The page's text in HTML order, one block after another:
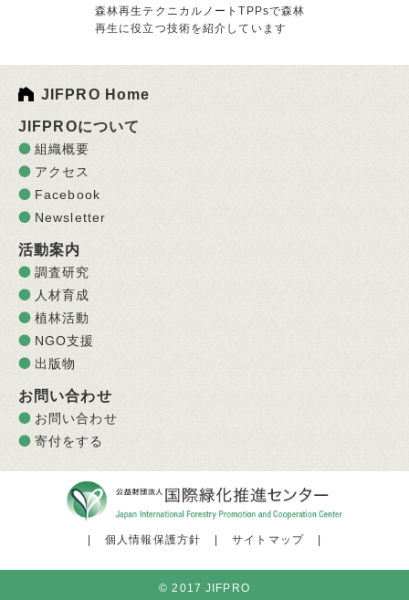
森林再生テクニカルノートTPPsで森林
再生に役立つ技術を紹介しています
JIFPRO Home
JIFPROについて
組織概要
アクセス
Facebook
Newsletter
活動案内
調査研究
人材育成
植林活動
NGO支援
出版物
お問い合わせ
お問い合わせ
寄付をする
個人情報保護方針 サイトマップ
© 2017 JIFPRO